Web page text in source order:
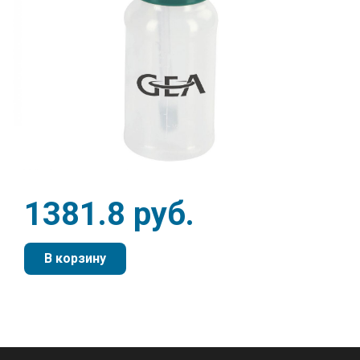
1381.8 руб.
В корзину